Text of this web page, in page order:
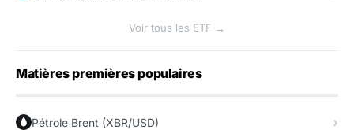
Voir tous les ETF →
Matières premières populaires
Pétrole Brent (XBR/USD)